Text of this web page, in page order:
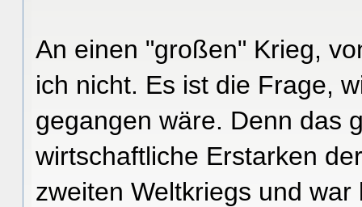
An einen "großen" Krieg,
ich nicht. Es ist die Frage,
gegangen wäre. Denn das
wirtschaftliche Erstarken
zweiten Weltkriegs und